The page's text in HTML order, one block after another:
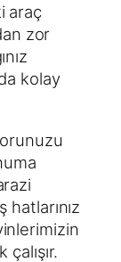
araç
zor
kolay
hatlarınız
çalışır.